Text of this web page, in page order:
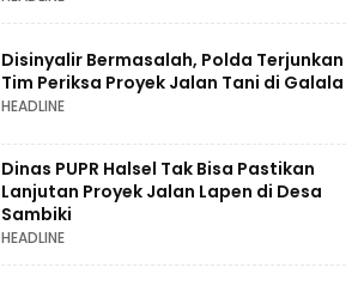
Disinyalir Bermasalah, Polda Terjunkan
Tim Periksa Proyek Jalan Tani di Galala
HEADLINE
Dinas PUPR Halsel Tak Bisa Pastikan
Lanjutan Proyek Jalan Lapen di Desa
Sambiki
HEADLINE